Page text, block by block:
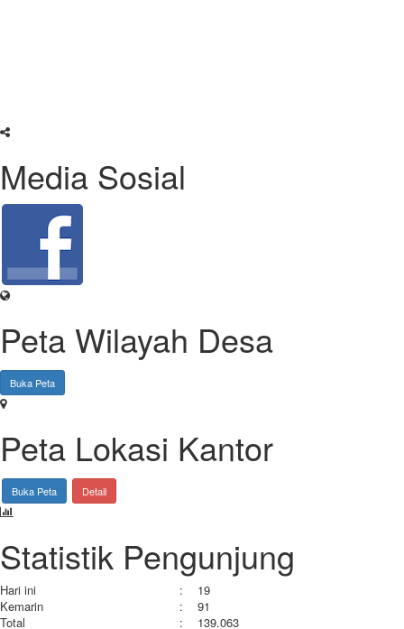
Media Sosial
Peta Wilayah Desa
+
Buka Peta
Peta Lokasi Kantor
+
Buka Peta
Detail
Statistik Pengunjung
Hari ini :
19
Kemarin
:
91
Total
: 139.063